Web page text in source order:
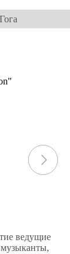
ведущие
музыканты,